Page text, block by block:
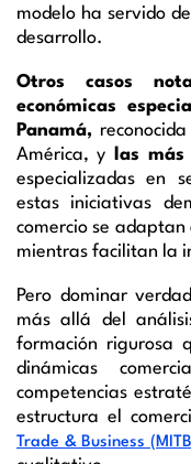
modelo ha servido
desarrollo.
Otros casos
económicas
Panamá,
América, y
las
especializadas en
estas iniciativas
comercio se adaptan
mientras facilitan la
Pero dominar
más allá del
formación rigurosa
dinámicas
competencias
estructura el
Trade & Business